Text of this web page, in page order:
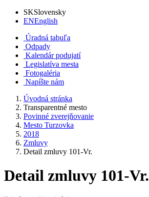
SKSlovensky
ENEnglish
Úradná tabuľa
Odpady
Kalendár podujatí
Legislatíva mesta
Fotogaléria
Napíšte nám
Úvodná stránka
Transparentné mesto
Povinné zverejňovanie
Mesto Turzovka
2018
Zmluvy
Detail zmluvy 101-Vr.
Detail zmluvy 101-Vr.